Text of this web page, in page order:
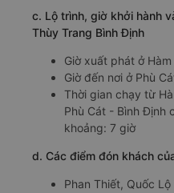
c. Lộ trình, giờ khởi hành
Thùy Trang Bình Định
Giờ xuất phát ở
Giờ đến nơi ở Phù
Thời gian chạy từ
Phù Cát - Bình Định
khoảng: 7 giờ
d. Các điểm đón khách
Phan Thiết, Quốc Lộ